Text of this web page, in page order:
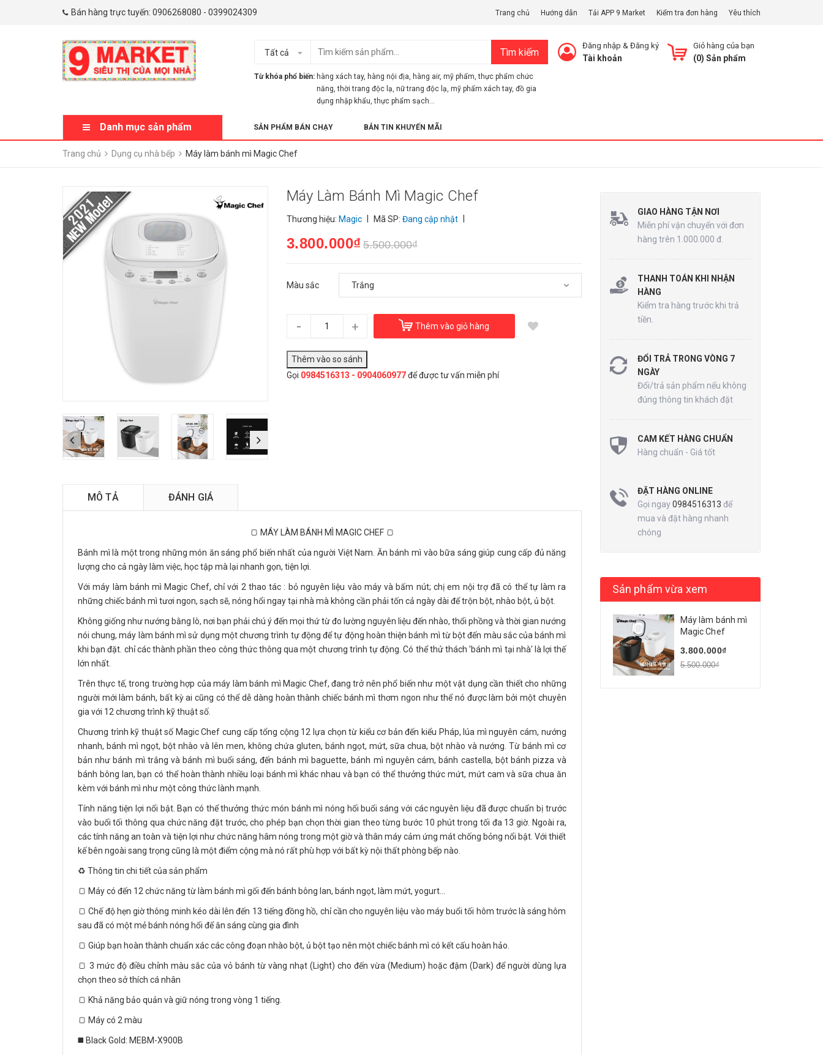
Bán hàng trực tuyến: 0906268080 - 0399024309 Trang chủ Hướng dẫn Tải APP 9 Market Kiểm tra đơn hàng Yêu thích
Tất cả Tìm kiếm
Từ khóa phổ biến: hàng xách tay, hàng nội địa, hàng air, mỹ phẩm,thực phẩm chức
năng,thời trang độc lạ, nữ trang độc lạ, mỹ phẩm xách tay, đồ gia
dụng nhập khẩu,thực phẩm sạch...
Giỏ hàng của bạn
(0) Sản phẩm
Đăng nhập & Đăng ký
Tài khoản
Danh mục sản phẩm SẢN PHẨM BÁN CHẠY BẢN TIN KHUYẾN MÃI
Trang chủ Dụng cụ nhà bếp Máy làm bánh mì Magic Chef
Máy Làm Bánh Mì Magic Chef
Thương hiệu: Magic Mã SP: Đang cập nhật
3.800.000₫5.500.000₫
Màu sắc
- + Thêm vào giỏ hàng
Gọi 0984516313 - 0904060977để được tư vấn miễn phí
MÔ TẢ ĐÁNH GIÁ
🍞 MÁY LÀM BÁNH MÌ MAGIC CHEF 🍞
Bánh mì là một trong những món ăn sáng phổ biến nhất của người Việt Nam. Ăn bánh mì vào bữa sáng giúp cung cấp đủ năng
lượng cho cả ngày làm việc, học tập mà lại nhanh gọn, tiện lợi.
Với máy làm bánh mì Magic Chef, chỉ với 2 thao tác : bỏ nguyên liệu vào máy và bấm nút; chị em nội trợ đã có thể tự làm ra
những chiếc bánh mì tươi ngon, sạch sẽ, nóng hổi ngay tại nhà mà không cần phải tốn cả ngày dài để trộn bột, nhào bột, ủ bột.
Không giống như nướng bằng lò, nơi bạn phải chú ý đến mọi thứ từ đo lường nguyên liệu đến nhào, thổi phồng và thời gian nướng
nói chung, máy làm bánh mì sử dụng một chương trình tự động để tự động hoàn thiện bánh mì từ bột đến màu sắc của bánh mì
khi bạn đặt. chỉ các thành phần theo công thức thông qua một chương trình tự động. Có thể thử thách 'bánh mì tại nhà' là lợi thế
lớn nhất.
Trên thực tế, trong trường hợp của máy làm bánh mì Magic Chef, đang trở nên phổ biến như một vật dụng cần thiết cho những
người mới làm bánh, bất kỳ ai cũng có thể dễ dàng hoàn thành chiếc bánh mì thơm ngon như thể nó được làm bởi một chuyên
gia với 12 chương trình kỹ thuật số.
Chương trình kỹ thuật số Magic Chef cung cấp tổng cộng 12 lựa chọn từ kiểu cơ bản đến kiểu Pháp, lúa mì nguyên cám, nướng
nhanh, bánh mì ngọt, bột nhào và lên men, không chứa gluten, bánh ngọt, mứt, sữa chua, bột nhào và nướng. Từ bánh mì cơ
bản như bánh mì trắng và bánh mì buổi sáng, đến bánh mì baguette, bánh mì nguyên cám, bánh castella, bột bánh pizza và
bánh bông lan, bạn có thể hoàn thành nhiều loại bánh mì khác nhau và bạn có thể thưởng thức mứt, mứt cam và sữa chua ăn
kèm với bánh mì như một công thức lành mạnh.
Tính năng tiện lợi nổi bật. Bạn có thể thưởng thức món bánh mì nóng hổi buổi sáng với các nguyên liệu đã được chuẩn bị trước
vào buổi tối thông qua chức năng đặt trước, cho phép bạn chọn thời gian theo từng bước 10 phút trong tối đa 13 giờ. Ngoài ra,
các tính năng an toàn và tiện lợi như chức năng hâm nóng trong một giờ và thân máy cảm ứng mát chống bỏng nổi bật. Với thiết
kế bên ngoài sang trọng cũng là một điểm cộng mà nó rất phù hợp với bất kỳ nội thất phòng bếp nào.
♻️ Thông tin chi tiết của sản phẩm
🍞 Máy có đến 12 chức năng từ làm bánh mì gối đến bánh bông lan, bánh ngọt, làm mứt, yogurt…
🍞 Chế độ hẹn giờ thông minh kéo dài lên đến 13 tiếng đồng hồ, chỉ cần cho nguyên liệu vào máy buổi tối hôm trước là sáng hôm
sau đã có một mẻ bánh nóng hổi để ăn sáng cùng gia đình
🍞 Giúp bạn hoàn thành chuẩn xác các công đoạn nhào bột, ủ bột tạo nên một chiếc bánh mì có kết cấu hoàn hảo.
🍞 3 mức độ điều chỉnh màu sắc của vỏ bánh từ vàng nhạt (Light) cho đến vừa (Medium) hoặc đậm (Dark) để người dùng lựa
chọn theo sở thích cá nhân
🍞 Khả năng bảo quản và giữ nóng trong vòng 1 tiếng.
🍞 Máy có 2 màu
◼️ Black Gold: MEBM-X900B
GIAO HÀNG TẬN NƠI
Miễn phí vận chuyển với đơn
hàng trên 1.000.000 đ.
THANH TOÁN KHI NHẬN
HÀNG
Kiểm tra hàng trước khi trả
tiền.
ĐỔI TRẢ TRONG VÒNG 7
NGÀY
Đổi/trả sản phẩm nếu không
đúng thông tin khách đặt
CAM KẾT HÀNG CHUẨN
Hàng chuẩn - Giá tốt
ĐẶT HÀNG ONLINE
Gọi ngay0984516313 để
mua và đặt hàng nhanh
chóng
Sản phẩm vừa xem
Máy làm bánh mì
Magic Chef
3.800.000₫
5.500.000₫
Máy làm bánh mì Magic Chef
3.800.000₫
Đây là giải pháp trải nghiệm phát triển bởi EGANY
Màu sắc